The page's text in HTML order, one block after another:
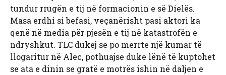
tundur rrugën e tij në formacionin e së Dielës.
Masa erdhi si befasi, veçanërisht pasi aktori ka
qenë në media për pjesën e tij në katastrofën e
ndryshkut. TLC dukej se po merrte një kumar të
llogaritur në Alec, pothuajse duke lënë të kuptohet
se ata e dinin se gratë e motrës ishin në daljen e